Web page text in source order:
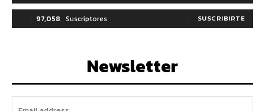
97,058 Suscriptores SUSCRIBIRTE
Newsletter